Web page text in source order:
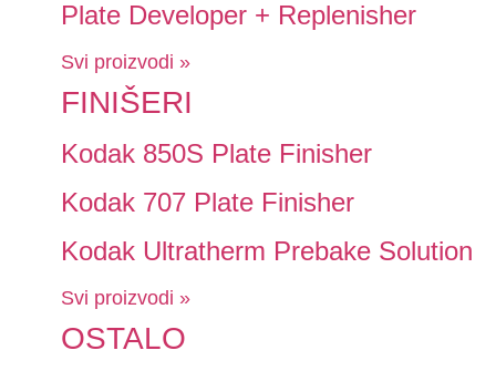
Plate Developer + Replenisher
Svi proizvodi »
FINIŠERI
Kodak 850S Plate Finisher
Kodak 707 Plate Finisher
Kodak Ultratherm Prebake Solution
Svi proizvodi »
OSTALO